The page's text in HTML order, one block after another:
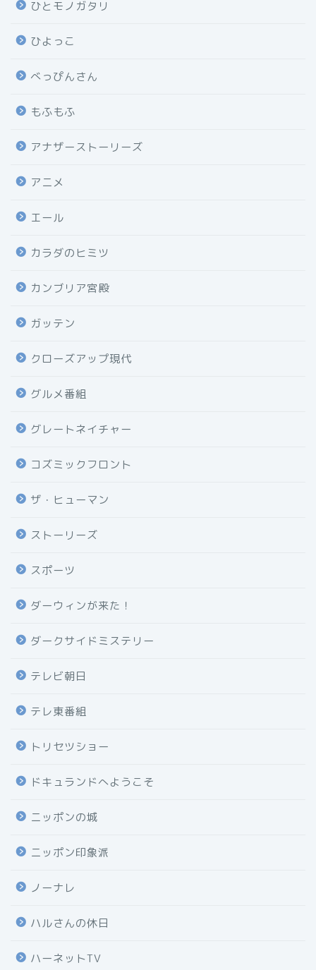
ひとモノガタリ
ひよっこ
べっぴんさん
もふもふ
アナザーストーリーズ
アニメ
エール
カラダのヒミツ
カンブリア宮殿
ガッテン
クローズアップ現代
グルメ番組
グレートネイチャー
コズミックフロント
ザ・ヒューマン
ストーリーズ
スポーツ
ダーウィンが来た！
ダークサイドミステリー
テレビ朝日
テレ東番組
トリセツショー
ドキュランドへようこそ
ニッポンの城
ニッポン印象派
ノーナレ
ハルさんの休日
ハーネットTV